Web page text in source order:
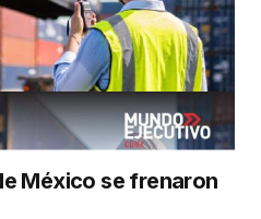
México se frenaron